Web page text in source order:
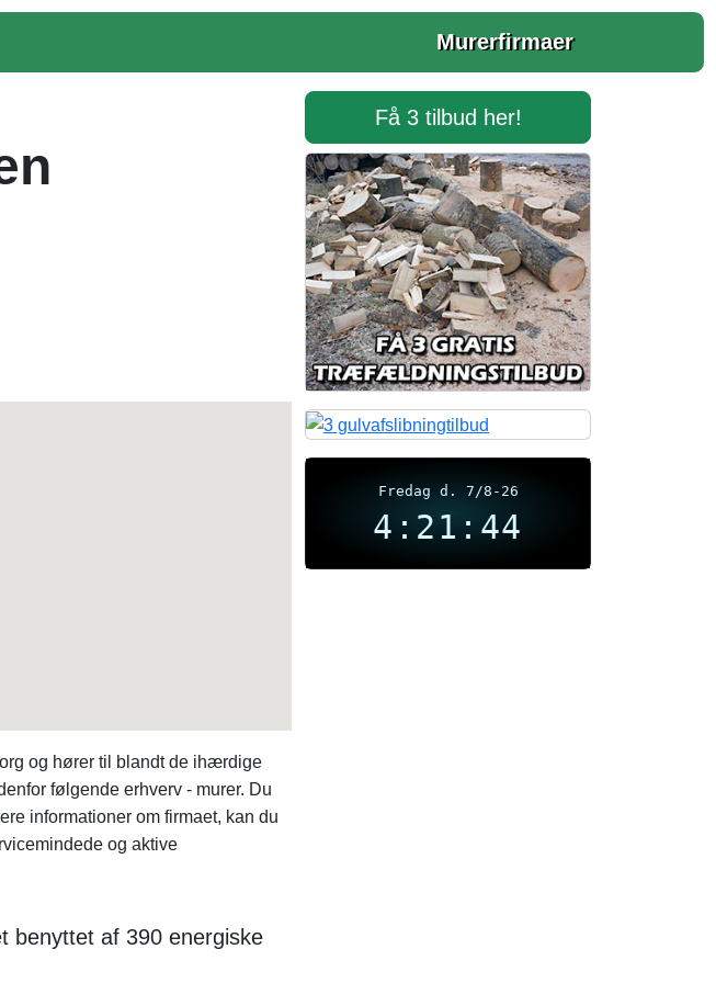
Murerfirmaer
og hører til blandt de ihærdige
følgende erhverv - murer. Du
informationer om firmaet, kan du
og aktive
benyttet af 390 energiske
Få 3 tilbud her!
Fredag d. 7/8-26
4:21:44